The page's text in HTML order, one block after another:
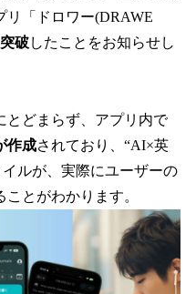
リ「ドロワー(DRAWE
破したことをお知らせし
とどまらず、アプリ内で
作成されており、“AI×英
ルが、実際にユーザーの
とがわかります。